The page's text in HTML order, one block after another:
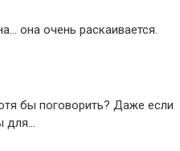
она очень раскаивается.
бы поговорить? Даже если
для…